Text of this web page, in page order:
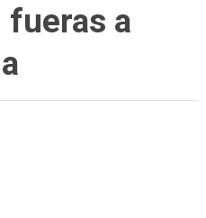
fueras a